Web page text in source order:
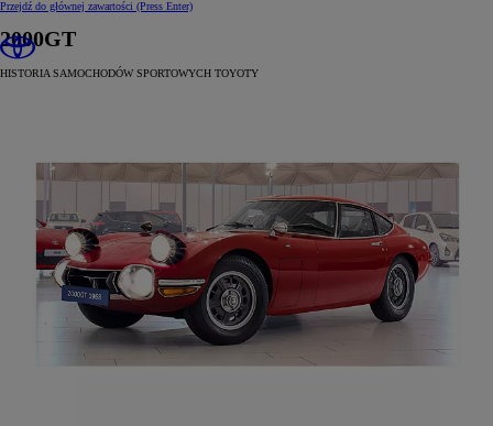
Przejdź do głównej zawartości (Press Enter)
2000GT
HISTORIA SAMOCHODÓW SPORTOWYCH TOYOTY